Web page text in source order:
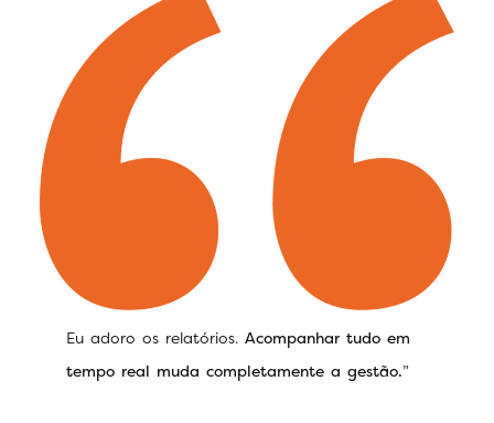
Eu adoro os relatórios.Acompanhar tudo em
tempo real muda completamente a gestão.”